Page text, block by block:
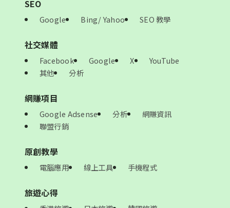
SEO
Google Bing/ Yahoo SEO 教學
社交媒體
Facebook Google X
YouTube
其他
分析
網賺項目
Google Adsense 分析
網賺資訊
聯盟行銷
原創教學
電腦應用 線上工具 手機程式
旅遊心得